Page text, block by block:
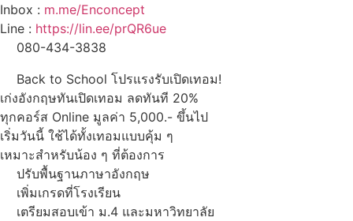
Inbox : m.me/Enconcept
Line : https://lin.ee/prQR6ue
080-434-3838
Back to School โปรแรงรับเปิดเทอม!
เก่งอังกฤษทันเปิดเทอม ลดทันที 20%
ทุกคอร์ส Online มูลค่า 5,000.- ขึ้นไป
เริ่มวันนี้ ใช้ได้ทั้งเทอมแบบคุ้ม ๆ
เหมาะสำหรับน้อง ๆ ที่ต้องการ
ปรับพื้นฐานภาษาอังกฤษ
เพิ่มเกรดที่โรงเรียน
เตรียมสอบเข้า ม.4 และมหาวิทยาลัย